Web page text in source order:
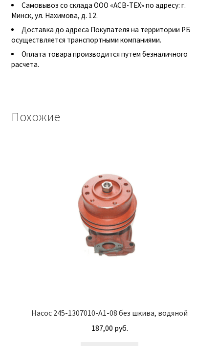
Винт с внутренним шестигранником DIN 912
Винт с низкой полукруглой головкой DIN 967
Гайки DIN 315
Гайки DIN 6330
Гайки DIN 74361 с фланцем
Самовывоз со склада ООО «АСВ-ТЕХ» по адресу: г.
Минск, ул. Нахимова, д. 12.
Доставка до адреса Покупателя на территории РБ
осуществляется транспортными компаниями.
Оплата товара производится путем безналичного
расчета.
Похожие
Насос 245-1307010-А1-08 без шкива, водяной
187,00 руб.